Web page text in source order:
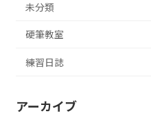
未分類
硬筆教室
練習日誌
アーカイブ